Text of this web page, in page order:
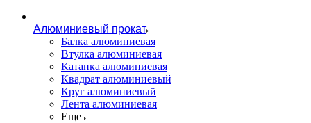
Алюминиевый прокат
Балка алюминиевая
Втулка алюминиевая
Катанка алюминиевая
Квадрат алюминиевый
Круг алюминиевый
Лента алюминиевая
Еще